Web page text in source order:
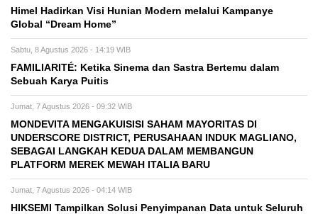
Himel Hadirkan Visi Hunian Modern melalui Kampanye
Global “Dream Home”
Sabtu, 8 Agustus 2026 - 14:19 WIB
FAMILIARITÉ: Ketika Sinema dan Sastra Bertemu dalam
Sebuah Karya Puitis
Jumat, 7 Agustus 2026 - 09:32 WIB
MONDEVITA MENGAKUISISI SAHAM MAYORITAS DI
UNDERSCORE DISTRICT, PERUSAHAAN INDUK MAGLIANO,
SEBAGAI LANGKAH KEDUA DALAM MEMBANGUN
PLATFORM MEREK MEWAH ITALIA BARU
Jumat, 7 Agustus 2026 - 04:14 WIB
HIKSEMI Tampilkan Solusi Penyimpanan Data untuk Seluruh